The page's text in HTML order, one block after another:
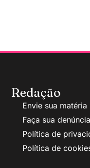
Redação
Envie sua matéria
Faça sua denúncia
Política de
Política de